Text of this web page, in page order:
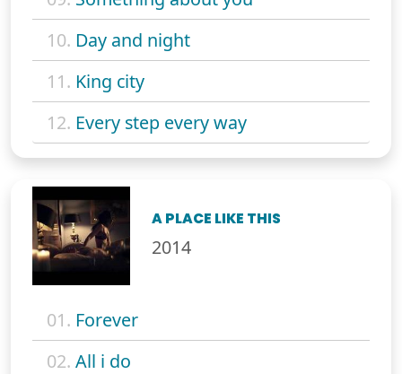
10. Day and night
11. King city
12. Every step every way
A PLACE LIKE THIS
2014
01. Forever
02. All i do